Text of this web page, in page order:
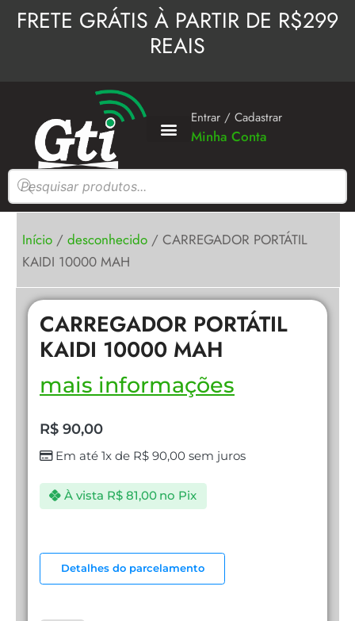
paraFRETE GRÁTIS À PARTIR DE R$299
REAIS
Entrar / Cadastrar
Minha Conta
Pesquisar
produtos
Início / desconhecido / CARREGADOR PORTÁTIL
KAIDI 10000 MAH
CARREGADOR PORTÁTIL
KAIDI 10000 MAH
mais informações
R$ 90,00
Em até 1x de R$90,00sem juros
À vista R$81,00 no Pix
Detalhes do parcelamento
PORTÁTIL
KAIDI